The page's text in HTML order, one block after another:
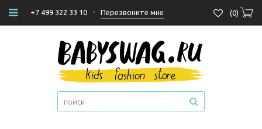
+7 499 322 33 10 - Перезвоните мне (0)